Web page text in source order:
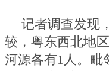
记者调查发现
较，粤东西北地
河源各有1人。毗